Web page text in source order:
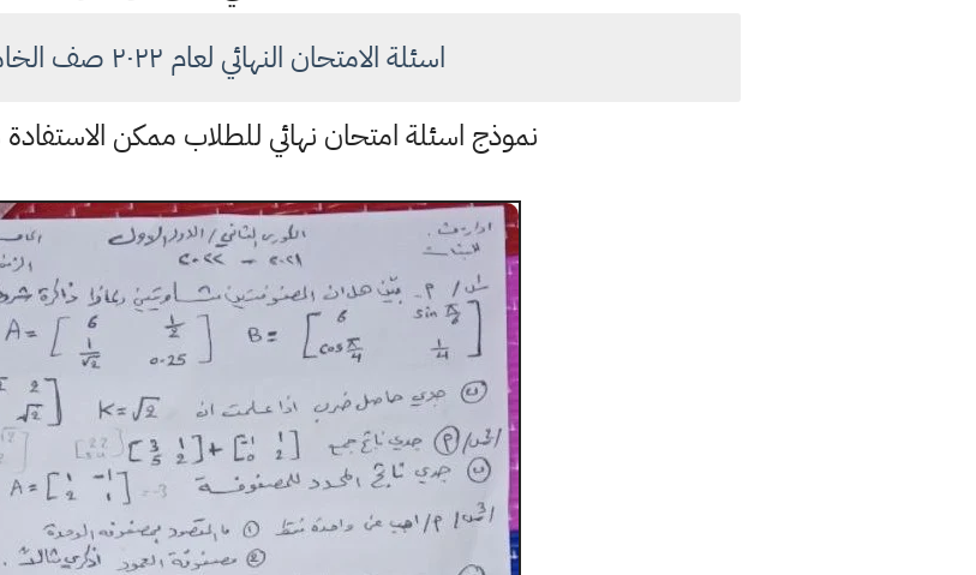
اسئلة الامتحان النهائي لعام ٢٠٢٢ صف الخامس الادبي
نموذج اسئلة امتحان نهائي للطلاب ممكن